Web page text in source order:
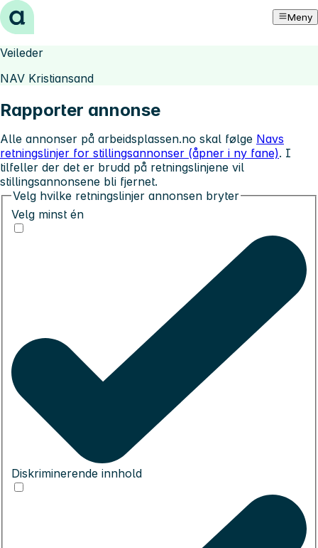
Hopp til innhold Meny
Veileder
NAV Kristiansand
Rapporter annonse
Alle annonser på arbeidsplassen.no skal følge Navs
retningslinjer for stillingsannonser (åpner i ny fane). I
tilfeller der det er brudd på retningslinjene vil
stillingsannonsene bli fjernet.
Velg hvilke retningslinjer annonsen bryter
Velg minst én
Diskriminerende innhold